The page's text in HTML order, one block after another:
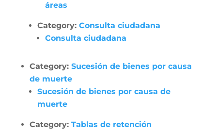
áreas
Category: Consulta ciudadana
Consulta ciudadana
Category: Sucesión de bienes por causa
de muerte
Sucesión de bienes por causa de
muerte
Category: Tablas de retención